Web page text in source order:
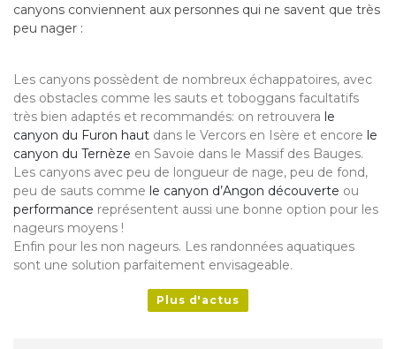
canyons conviennent aux personnes qui ne savent que très
peu nager :
Les canyons possèdent de nombreux échappatoires, avec
des obstacles comme les sauts et toboggans facultatifs
très bien adaptés et recommandés: on retrouvera le
canyon du Furon haut dans le Vercors en Isère et encore le
canyon du Ternèze en Savoie dans le Massif des Bauges.
Les canyons avec peu de longueur de nage, peu de fond,
peu de sauts comme le canyon d’Angon découverte ou
performance représentent aussi une bonne option pour les
nageurs moyens !
Enfin pour les non nageurs. Les randonnées aquatiques
sont une solution parfaitement envisageable.
Plus d'actus